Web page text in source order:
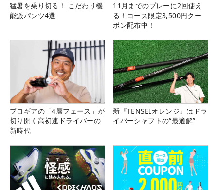
猛暑を乗り切る！ こだわり機
能派パンツ4選
11月までのプレーに2回使え
る！コース限定3,500円クー
ポン配布中！
プロギアの「4層フェース」が
切り開く高初速ドライバーの
新時代
新『TENSEIオレンジ』はドラ
イバーシャフトの“最適解”